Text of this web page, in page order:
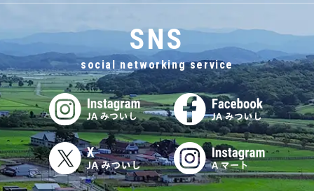
SNS
social networking service